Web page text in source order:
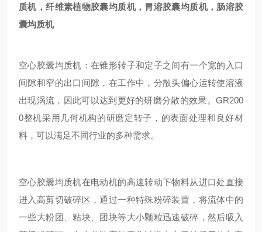
质机，纤维素植物胶囊均质机，胃溶胶囊均质机，肠溶胶
囊均质机
空心胶囊均质机 ：在锥形转子和定子之间有一个宽的入口
间隙和窄的出口间隙，在工作中，分散头偏心运转使溶液
出现涡流，因此可以达到更好的研磨分散的效果。 GR200
0整机采用几何机构的研磨定转子，的表面处理和良好材
料，可以满足不同行业的多种需求。
空心胶囊均质机在电动机的高速转动下物料从进口处直接
进入高剪切破碎区，通过一种特殊粉碎装置，将流体中的
一些大粉团、粘块、团块等大小颗粒迅速破碎，然后吸入